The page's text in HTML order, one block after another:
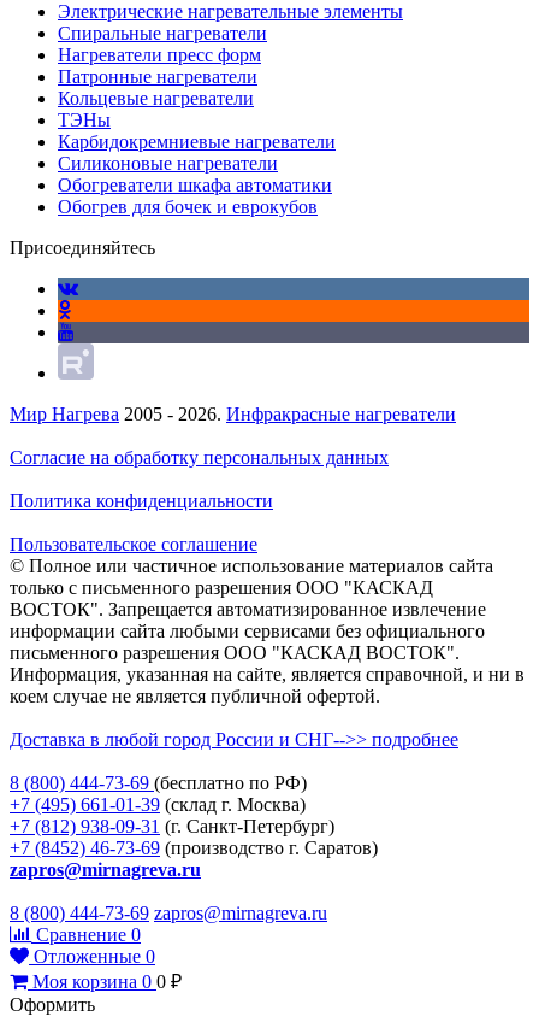
Электрические нагревательные элементы
Спиральные нагреватели
Нагреватели пресс форм
Патронные нагреватели
Кольцевые нагреватели
ТЭНы
Карбидокремниевые нагреватели
Силиконовые нагреватели
Обогреватели шкафа автоматики
Обогрев для бочек и еврокубов
Присоединяйтесь
Мир Нагрева 2005 - 2026. Инфракрасные нагреватели
Согласие на обработку персональных данных
Политика конфиденциальности
Пользовательское соглашение
© Полное или частичное использование материалов сайта
только с письменного разрешения ООО "КАСКАД
ВОСТОК". Запрещается автоматизированное извлечение
информации сайта любыми сервисами без официального
письменного разрешения ООО "КАСКАД ВОСТОК".
Информация, указанная на сайте, является справочной, и ни в
коем случае не является публичной офертой.
Доставка в любой город России и СНГ-->> подробнее
8 (800) 444-73-69 (бесплатно по РФ)
+7 (495) 661-01-39 (склад г. Москва)
+7 (812) 938-09-31 (г. Санкт-Петербург)
+7 (8452) 46-73-69 (производство г. Саратов)
zapros@mirnagreva.ru
8 (800) 444-73-69 zapros@mirnagreva.ru
Сравнение 0
Отложенные 0
Моя корзина 0 0 ₽
Оформить